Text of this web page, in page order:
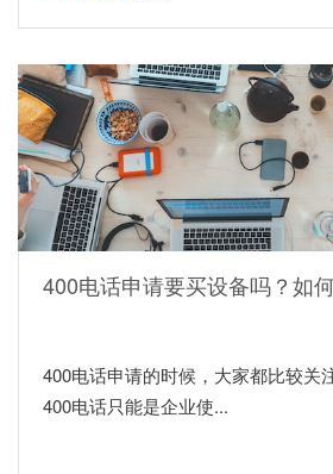
400电话申请要买设备吗？如
400电话申请的时候，大家都比较关
400电话只能是企业使...